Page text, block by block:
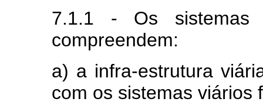
7.1.1 - Os sistemas
compreendem:
a) a infra-estrutura
com os sistemas viários